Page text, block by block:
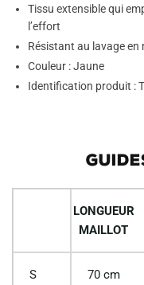
Tissu extensible qui
l’effort
Résistant au lavage en
Couleur : Jaune
Identification produit :
LONGUEUR
MAILLOT
S 70 cm